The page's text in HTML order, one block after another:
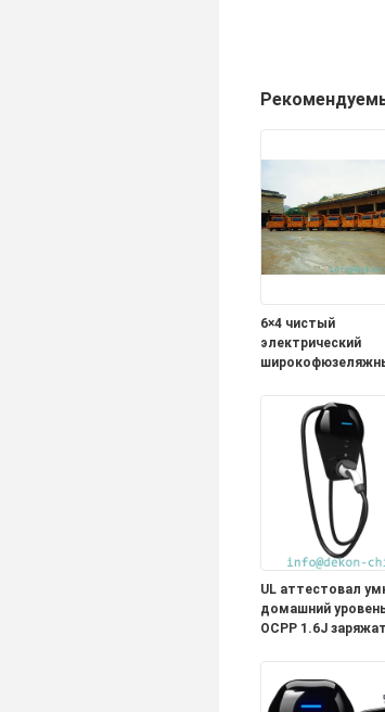
6×4 чистый
электрический
зарядная версия
емкость загрузки
аккумулятора 60
UL аттестовал
домашний
OCPP 1.6J
метрами
выход 48A